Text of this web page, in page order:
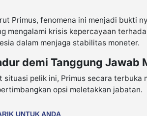
Primus, fenomena ini menjadi bukti
mengalami krisis kepercayaan
dalam menjaga stabilitas moneter.
demi Tanggung Jawab
situasi pelik ini, Primus secara terbuka
opsi meletakkan jabatan.